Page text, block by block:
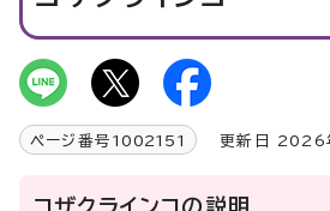
ページ番号 1002151 更新日 2026